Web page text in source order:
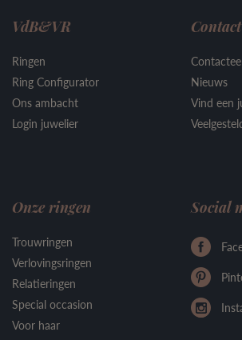
VdB&VR
Ringen
Ring Configurator
Ons ambacht
Login juwelier
Contact
Nieuws
Vind een
Onze ringen
Trouwringen
Verlovingsringen
Relatieringen
Special occasion
Voor haar
Social